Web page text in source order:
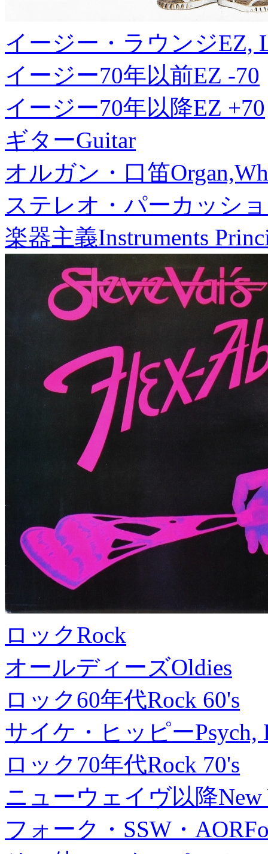
イージー・ラウンジEZ,
イージー70年以前EZ -70
イージー70年以降EZ +70
ギターGuitar
オルガン・口笛
ステレオ・パーカッシ
楽器主義Instruments
ロックRock
オールディーズOldies
ロック60年代Rock 60's
サイケ・ヒッピーPsych,
ロック70年代Rock 70's
ニューウェイヴ以降New
フォーク・SSW・AOR